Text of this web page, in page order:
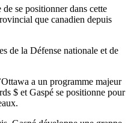
se positionner dans cette
que canadien depuis
de la Défense nationale et de
a un programme majeur
$ et Gaspé se positionne pour